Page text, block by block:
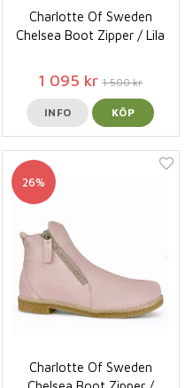
Charlotte Of Sweden
Chelsea Boot Zipper / Lila
1 095 kr 1 500 kr
INFO KÖP
26%
Charlotte Of Sweden